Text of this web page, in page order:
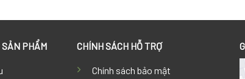
SẢN PHẨM CHÍNH SÁCH HỖ TRỢ
Chính sách bảo mật